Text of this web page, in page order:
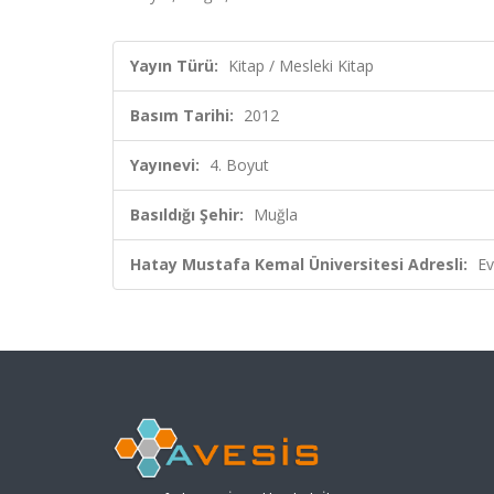
Yayın Türü: Kitap / Mesleki Kitap
Basım Tarihi: 2012
Yayınevi: 4. Boyut
Basıldığı Şehir: Muğla
Hatay Mustafa Kemal Üniversitesi Adresli: